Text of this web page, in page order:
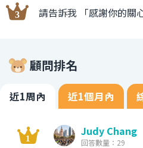
請告訴我 「感謝你的關
顧問排名
近1周內 近1個月內
Judy Chang
回答數量：29